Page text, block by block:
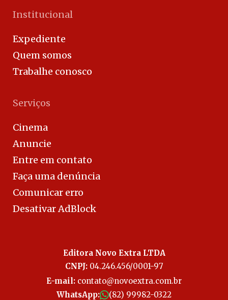
Institucional
Expediente
Quem somos
Trabalhe conosco
Serviços
Cinema
Anuncie
Entre em contato
Faça uma denúncia
Comunicar erro
Desativar AdBlock
Editora Novo Extra LTDA
CNPJ:04.246.456/0001-97
E-mail: contato@novoextra.com.br
WhatsApp:
(82) 99982-0322